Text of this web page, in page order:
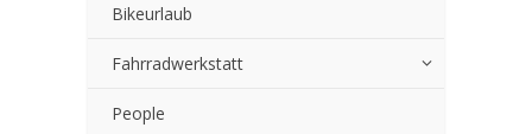
Bikeurlaub
Fahrradwerkstatt
People